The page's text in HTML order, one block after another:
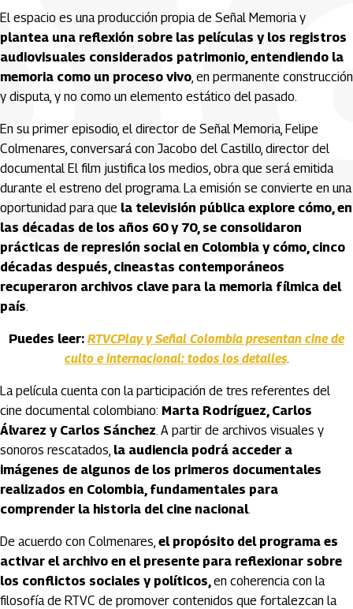
El espacio es una producción propia de Señal Memoria y
plantea una reflexión sobre las películas y los registros
audiovisuales considerados patrimonio, entendiendo la
memoria como un proceso vivo, en permanente construcción
y disputa, y no como un elemento estático del pasado.
En su primer episodio, el director de Señal Memoria, Felipe
Colmenares, conversará con Jacobo del Castillo, director del
documental El film justifica los medios, obra que será emitida
durante el estreno del programa. La emisión se convierte en una
oportunidad para que la televisión pública explore cómo, en
las décadas de los años 60 y 70, se consolidaron
prácticas de represión social en Colombia y cómo, cinco
décadas después, cineastas contemporáneos
recuperaron archivos clave para la memoria fílmica del
país.
Puedes leer: RTVCPlay y Señal Colombia presentan cine de
culto e internacional: todos los detalles.
La película cuenta con la participación de tres referentes del
cine documental colombiano: Marta Rodríguez, Carlos
Álvarez y Carlos Sánchez. A partir de archivos visuales y
sonoros rescatados, la audiencia podrá acceder a
imágenes de algunos de los primeros documentales
realizados en Colombia, fundamentales para
comprender la historia del cine nacional.
De acuerdo con Colmenares, el propósito del programa es
activar el archivo en el presente para reflexionar sobre
los conflictos sociales y políticos,en coherencia con la
filosofía de RTVC de promover contenidos que fortalezcan la